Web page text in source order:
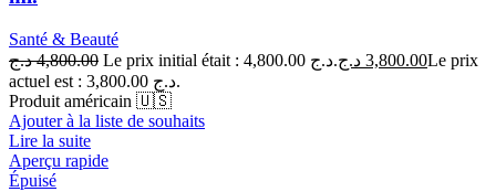
Santé & Beauté
4,800.00 د.ج Le prix initial était : 4,800.00 د.ج. 3,800.00 د.ج
Le prix
actuel est : 3,800.00 د.ج.
Produit américain 🇺🇸
Ajouter à la liste de souhaits
Lire la suite
Aperçu rapide
Épuisé